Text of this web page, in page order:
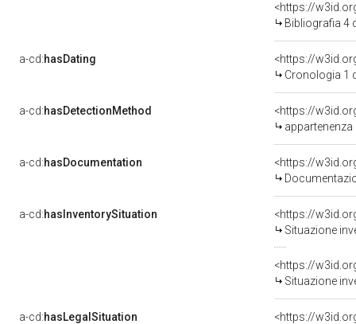
<https://
Bibliografia 4
a-cd:hasDating
<https://
Cronologia 1
a-cd:hasDetectionMethod
a-cd:hasDocumentation
a-cd:hasInventorySituation
<https://
Situazione
<https://
Situazione
a-cd:hasLegalSituation
<https://